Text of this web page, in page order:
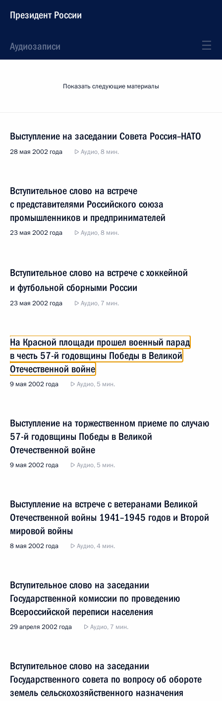
Президент России
Аудиозаписи
Показать следующие материалы
Выступление на заседании Совета Россия–НАТО
28 мая 2002 года Аудио, 8 мин.
Вступительное слово на встрече
с представителями Российского союза
промышленников и предпринимателей
23 мая 2002 года Аудио, 8 мин.
Вступительное слово на встрече с хоккейной
и футбольной сборными России
23 мая 2002 года Аудио, 7 мин.
На Красной площади прошел военный парад
в честь 57-й годовщины Победы в Великой
Отечественной войне
9 мая 2002 года Аудио, 5 мин.
Выступление на торжественном приеме по случаю
57-й годовщины Победы в Великой
Отечественной войне
9 мая 2002 года Аудио, 5 мин.
Выступление на встрече с ветеранами Великой
Отечественной войны 1941–1945 годов и Второй
мировой войны
8 мая 2002 года Аудио, 4 мин.
Вступительное слово на заседании
Государственной комиссии по проведению
Всероссийской переписи населения
29 апреля 2002 года Аудио, 7 мин.
Вступительное слово на заседании
Государственного совета по вопросу об обороте
земель сельскохозяйственного назначения